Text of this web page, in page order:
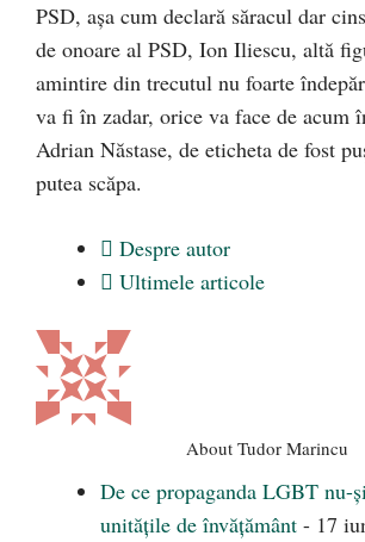
PSD, aşa cum declară săracul dar
de onoare al PSD, Ion Iliescu, altă
amintire din trecutul nu foarte
va fi în zadar, orice va face de acum
Adrian Năstase, de eticheta de fost
putea scăpa.
Despre autor
Ultimele articole
About Tudor Marincu
De ce propaganda LGBT nu-
unitățile de învățământ - 17